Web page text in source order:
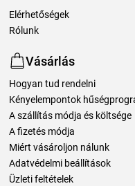
Elérhetőségek
Rólunk
Vásárlás
Hogyan tud rendelni
Kényelempontok
A szállítás módja és költsége
A fizetés módja
Miért vásároljon nálunk
Adatvédelmi beállítások
Üzleti feltételek